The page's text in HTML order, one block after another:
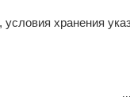
хранения